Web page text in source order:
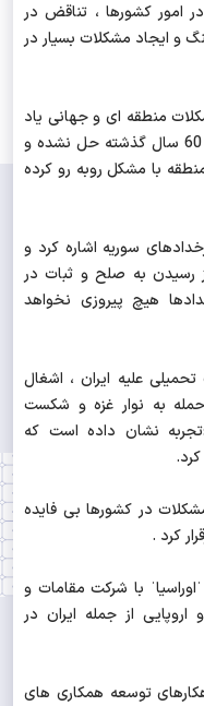
امور کشورها ، تناقض در
و ایجاد مشکلات بسیار در
منطقه ای و جهانی یاد
کرد و اظهارداشت : موضوع فلسطین طی 60 سال گذشته حل نشده و
با مشکل روبه رو کرده
سوریه اشاره کرد و
رسیدن به صلح و ثبات در
هیچ پیروزی نخواهد
علیه ایران ، اشغال
به نوار غزه و شکست
نشان داده است که
در کشورها بی فایده
کرد .
با شرکت مقامات و
از جمله ایران در
توسعه همکاری های